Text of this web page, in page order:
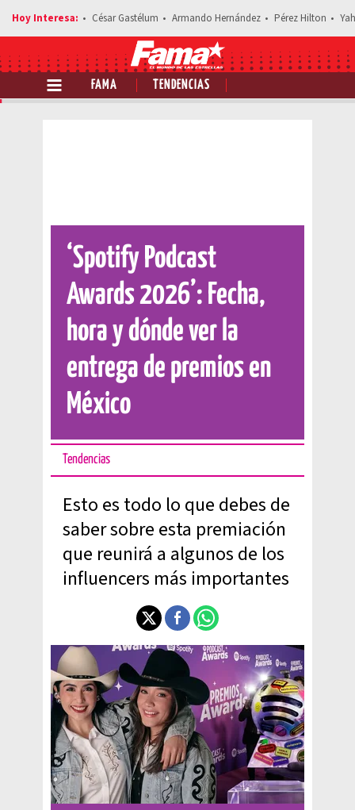
César Gastélum Armando Hernández Pérez Hilton
FAMA TENDENCIAS
Comparte esta noticia
‘Spotify Podcast
Awards 2026’: Fecha,
hora y dónde ver la
entrega de premios en
México
Tendencias
Esto es todo lo que debes de
saber sobre esta premiación
que reunirá a algunos de los
influencers más importantes